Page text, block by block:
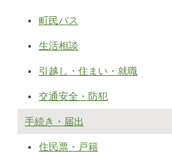
町民バス
生活相談
引越し・住まい・就職
交通安全・防犯
手続き・届出
住民票・戸籍